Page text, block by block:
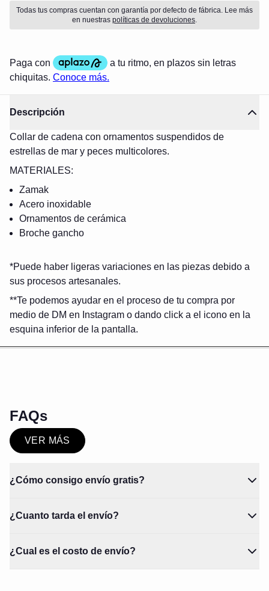
Todas tus compras cuentan con garantía por defecto de fábrica. Lee más
en nuestras políticas de devoluciones.
Descripción
Collar de cadena con ornamentos suspendidos de
estrellas de mar y peces multicolores.
MATERIALES:
Zamak
Acero inoxidable
Ornamentos de cerámica
Broche gancho
*Puede haber ligeras variaciones en las piezas debido a
sus procesos artesanales.
**Te podemos ayudar en el proceso de tu compra por
medio de DM en Instagram o dando click a el icono en la
esquina inferior de la pantalla.
Cerrar
FAQs
VER MÁS
¿Cómo consigo envío gratis?
¿Cuanto tarda el envío?
¿Cual es el costo de envío?